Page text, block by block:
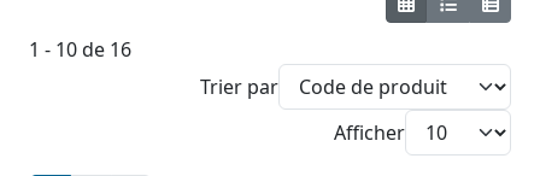
1 - 10 de 16
Trier par
Afficher